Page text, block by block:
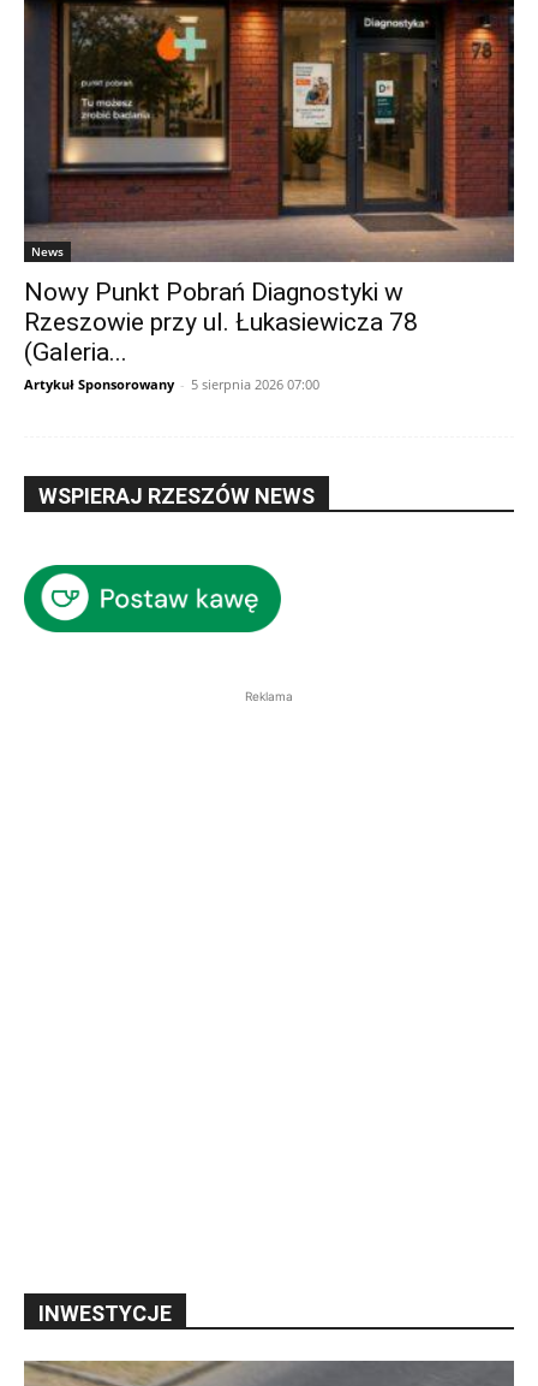
News
Nowy Punkt Pobrań Diagnostyki w
Rzeszowie przy ul. Łukasiewicza 78
(Galeria...
Artykuł Sponsorowany - 5 sierpnia 2026 07:00
WSPIERAJ RZESZÓW NEWS
Reklama
INWESTYCJE